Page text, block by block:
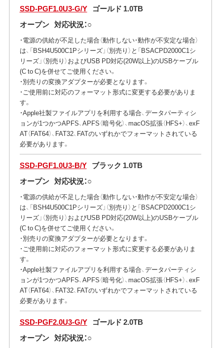
SSD-PGF1.0U3-G/Y ゴールド 1.0TB
オープン 対応状況：○
・電源の供給が不足した場合（動作しない・動作が不安定な場合）
は、「BSH4U500C1Pシリーズ」（別売り）と「BSACPD2000C1シ
リーズ」（別売り）およびUSB PD対応(20W以上)のUSBケーブル
(C to C)を併せてご使用ください。
・別売りの変換アダプターが必要となります。
・ご使用前に対応のフォーマット形式に変更する必要がありま
す。
・Apple社製ファイルアプリを利用する場合、データパーティシ
ョンが1つかつAPFS、APFS（暗号化）、macOS拡張（HFS+）、exF
AT（FAT64）、FAT32、FATのいずれかでフォーマットされている
必要があります。
SSD-PGF1.0U3-B/Y ブラック 1.0TB
オープン 対応状況：○
・電源の供給が不足した場合（動作しない・動作が不安定な場合）
は、「BSH4U500C1Pシリーズ」（別売り）と「BSACPD2000C1シ
リーズ」（別売り）およびUSB PD対応(20W以上)のUSBケーブル
(C to C)を併せてご使用ください。
・別売りの変換アダプターが必要となります。
・ご使用前に対応のフォーマット形式に変更する必要がありま
す。
・Apple社製ファイルアプリを利用する場合、データパーティシ
ョンが1つかつAPFS、APFS（暗号化）、macOS拡張（HFS+）、exF
AT（FAT64）、FAT32、FATのいずれかでフォーマットされている
必要があります。
SSD-PGF2.0U3-G/Y ゴールド 2.0TB
オープン 対応状況：○